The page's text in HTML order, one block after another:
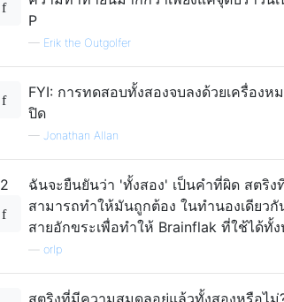
P
— Erik the Outgolfer
FYI: การทดสอบทั้งสองจบลงด้วยเครื่องห
ปิด
— Jonathan Allan
2 ฉันจะยืนยันว่า 'ทั้งสอง' เป็นคำที่ผิด สตริง
สามารถทำให้มันถูกต้อง ในทำนองเดียว
สายอักขระเพื่อทำให้ Brainflak ที่ใช้ได้ทั้
orlp
สตริงที่มีความสมดุลอยู่แล้วทั้งสองหรือไม่